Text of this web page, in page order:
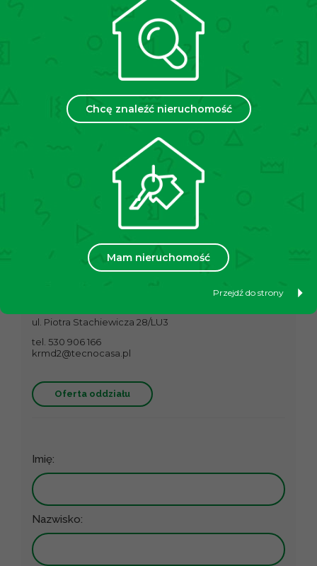
Chcę znaleźć nieruchomość
Mam nieruchomość
Przejdź do strony
standardowej umowy pośrednictwa w najmie
(USTAWA z dnia 21 sierpnia 1997 r. o gospodarce
Powyższa oferta ma charakter informacyjny i nie
stanowi oferty handlowej w rozumieniu art. 66 §1
Kodeksu Cywilnego.
Poproś o informacje
Nieruchomość proponowana przez
Agencja Nieruchomości Azory Magdalena Drogoś,
ul. Piotra Stachiewicza 28/LU3
tel. 530 906 166
krmd2@tecnocasa.pl
Oferta oddziału
Imię:
Nazwisko: